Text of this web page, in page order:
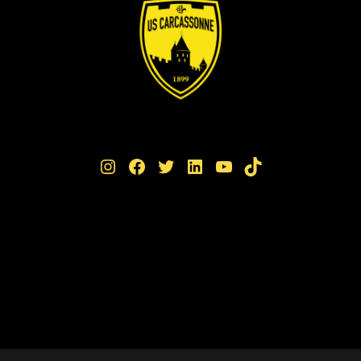
Instagram Facebook Twitter LinkedIn YouTube TikTok